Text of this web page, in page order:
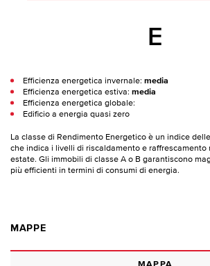
E
Efficienza energetica invernale: media
Efficienza energetica estiva: media
Efficienza energetica globale:
Edificio a energia quasi zero
La classe di Rendimento Energetico è un indice
che indica i livelli di riscaldamento e raffrescamento
estate. Gli immobili di classe A o B garantiscono
più efficienti in termini di consumi di energia.
MAPPE